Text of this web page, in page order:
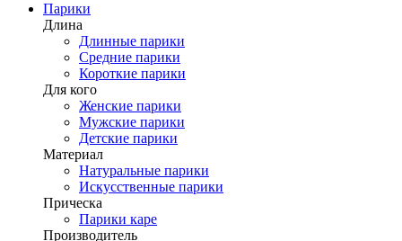
Парики
Длина
Длинные парики
Средние парики
Короткие парики
Для кого
Женские парики
Мужские парики
Детские парики
Материал
Натуральные парики
Искусственные парики
Прическа
Парики каре
Производитель